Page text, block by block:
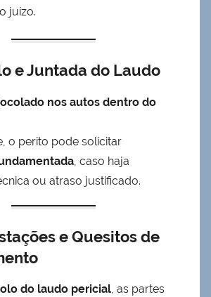
juízo.
e Juntada do Laudo
nos autos dentro do
o perito pode solicitar
, caso haja
ou atraso justificado.
e Quesitos de
do laudo pericial, as partes